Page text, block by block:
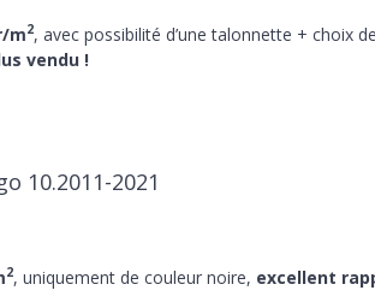
m2, avec possibilité d’une talonnette + choix
vendu !
10.2011-2021
2, uniquement de couleur noire, excellent